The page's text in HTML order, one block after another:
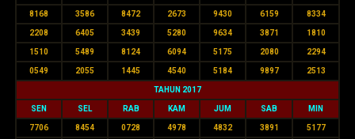
8168 3586 8472 2673 9430 6159 8334
2208 6405 3439 5280 9634 3871 1810
1510 5489 8124 6094 5175 2080 2294
0549 2055 1445 4540 5184 9897 2513
TAHUN 2017
SEN SEL RAB KAM JUM SAB MIN
7706 8454 0728 4978 4832 3891 5177